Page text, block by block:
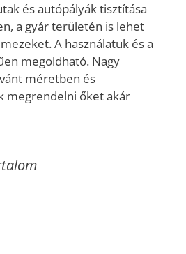
és autópályák tisztítása
a gyár területén is lehet
A használatuk és a
megoldható. Nagy
méretben és
megrendelni őket akár